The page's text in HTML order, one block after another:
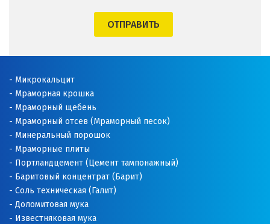
ОТПРАВИТЬ
Микрокальцит
Мраморная крошка
Мраморный щебень
Мраморный отсев (Мраморный песок)
Минеральный порошок
Мраморные плиты
Портландцемент (Цемент тампонажный)
Баритовый концентрат (Барит)
Соль техническая (Галит)
Доломитовая мука
Известняковая мука